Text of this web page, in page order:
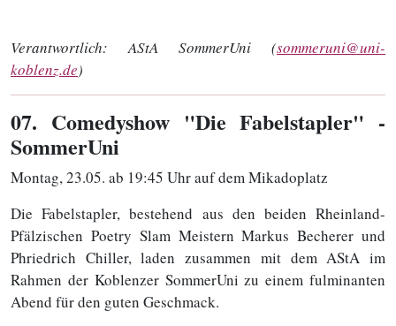
Verantwortlich: AStA SommerUni (sommeruni@uni-
koblenz.de)
07. Comedyshow "Die Fabelstapler" -
SommerUni
Montag, 23.05. ab 19:45 Uhr auf dem Mikadoplatz
Die Fabelstapler, bestehend aus den beiden Rheinland-
Pfälzischen Poetry Slam Meistern Markus Becherer und
Phriedrich Chiller, laden zusammen mit dem AStA im
Rahmen der Koblenzer SommerUni zu einem fulminanten
Abend für den guten Geschmack.